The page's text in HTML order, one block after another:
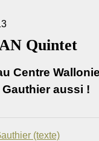
Quintet
Centre
aussi !
(texte)